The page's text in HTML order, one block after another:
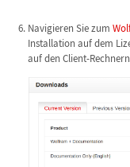
Navigieren Sie zum
Installation auf dem
auf den Client-